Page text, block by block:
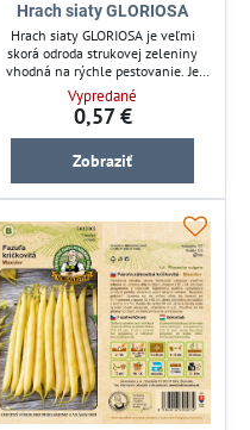
Hrach siaty GLORIOSA
Hrach siaty GLORIOSA je veľmi
skorá odroda strukovej zeleniny
vhodná na rýchle pestovanie. Je
sladký a ideálny pre záhradkárov,
ktorí chcú skrátiť dobu zberu.
Semená sú odolné, podporujú
zdravý rast a zber bohatej úrody.
Vhodný pre záhrady aj menšie
Vypredané
0,57 €
Zobraziť